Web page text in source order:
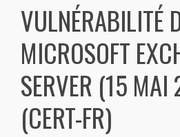
VULNÉRABILITÉ
MICROSOFT
SERVER (15
(CERT-FR)